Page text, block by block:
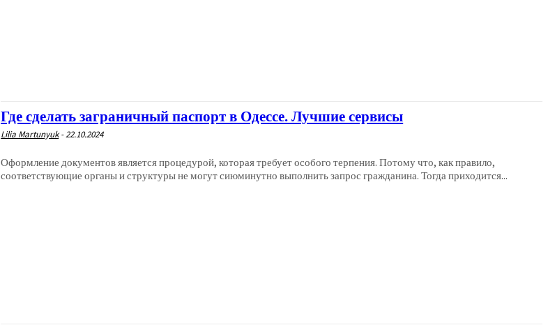
Где сделать заграничный паспорт в Одессе. Лучшие сервисы
Lilia Martunyuk -22.10.2024
Оформление документов является процедурой, которая требует особого терпения. Потому что, как правило,
соответствующие органы и структуры не могут сиюминутно выполнить запрос гражданина. Тогда приходится...